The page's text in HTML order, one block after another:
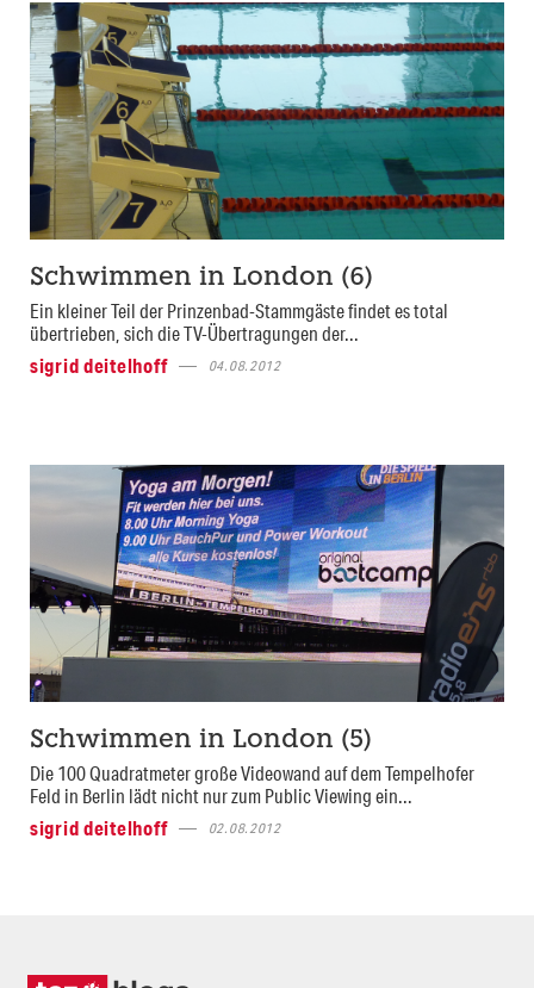
Schwimmen in London (6)
Ein kleiner Teil der Prinzenbad-Stammgäste findet es total
übertrieben, sich die TV-Übertragungen der...
sigrid deitelhoff
04.08.2012
Schwimmen in London (5)
Die 100 Quadratmeter große Videowand auf dem Tempelhofer
Feld in Berlin lädt nicht nur zum Public Viewing ein...
sigrid deitelhoff
02.08.2012